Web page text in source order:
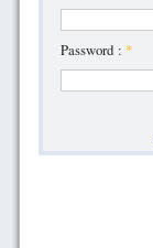
Password : *